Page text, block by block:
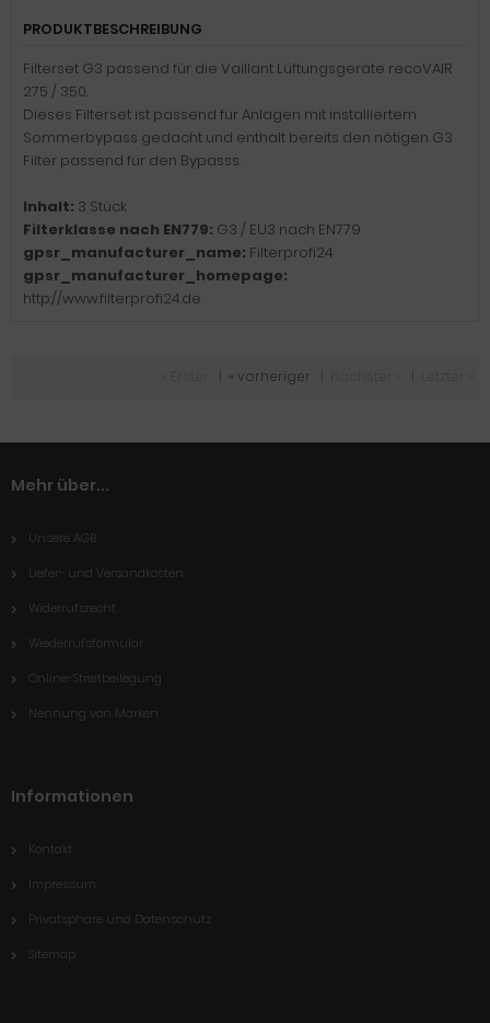
PRODUKTBESCHREIBUNG
Filterset G3 passend für die Vaillant Lüftungsgeräte recoVAIR
275 / 350.
Dieses Filterset ist passend für Anlagen mit installiertem
Sommerbypass gedacht und enthält bereits den nötigen G3
Filter passend für den Bypasss.
Inhalt: 3 Stück
Filterklasse nach EN779: G3 / EU3 nach EN779
gpsr_manufacturer_name: Filterprofi24
gpsr_manufacturer_homepage:
http://www.filterprofi24.de
« vorheriger
Mehr über...
Unsere AGB
Liefer- und Versandkosten
Widerrufsrecht
Wiederrufsformular
Online-Streitbeilegung
Nennung von Marken
Informationen
Kontakt
Impressum
Privatsphäre und Datenschutz
Sitemap